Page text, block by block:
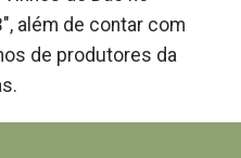
além de contar com
de produtores da